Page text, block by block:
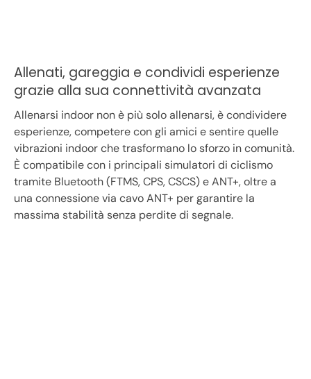
Allenati, gareggia e condividi esperienze
grazie alla sua connettività avanzata
Allenarsi indoor non è più solo allenarsi, è condividere
esperienze, competere con gli amici e sentire quelle
vibrazioni indoor che trasformano lo sforzo in comunità.
È compatibile con i principali simulatori di ciclismo
tramite Bluetooth (FTMS, CPS, CSCS) e ANT+, oltre a
una connessione via cavo ANT+ per garantire la
massima stabilità senza perdite di segnale.